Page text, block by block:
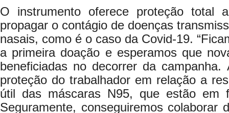
O instrumento oferece proteção total
propagar o contágio de doenças
nasais, como é o caso da Covid-19.
a primeira doação e esperamos que
beneficiadas no decorrer da
proteção do trabalhador em relação a
útil das máscaras N95, que estão em
Seguramente, conseguiremos colaborar